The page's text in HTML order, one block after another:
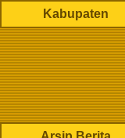
Kabupaten